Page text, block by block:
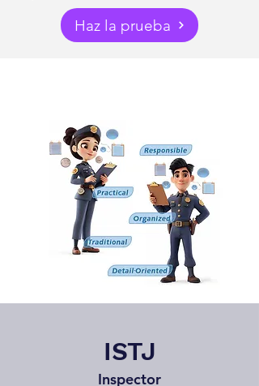
Haz la prueba
ISTJ
Inspector